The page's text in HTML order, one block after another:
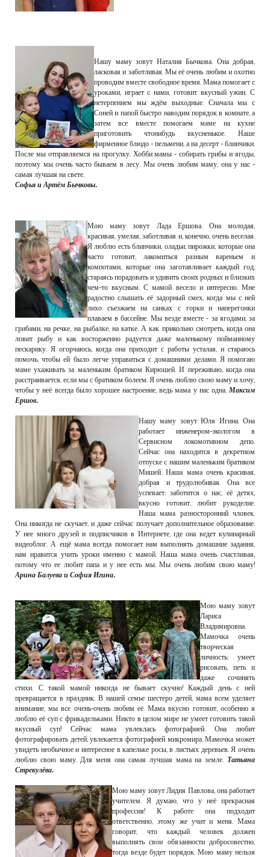
Нашу маму зовут Наталия Бычкова. Она добрая,
ласковая и заботливая. Мы её очень любим и охотно
проводим вместе свободное время. Мама помогает с
уроками, играет с нами, готовит вкусный ужин. С
нетерпением мы ждём выходные. Сначала мы с
Соней и папой быстро наводим порядок в комнате, а
затем все вместе помогаем маме на кухне
приготовить чтонибудь вкусненькое. Наше
фирменное блюдо - пельмени, а на десерт - блинчики.
После мы отправляемся на прогулку. Хобби мамы - собирать грибы и ягоды,
поэтому мы очень часто бываем в лесу. Мы очень любим маму, она у нас -
самая лучшая на свете.
Софья и Артём Бычковы.
Мою маму зовут Лада Ершова. Она молодая,
красивая, умелая, заботливая и, конечно, очень веселая.
Я люблю есть блинчики, оладьи, пирожки, которые она
часто готовит, лакомиться разным вареньем и
компотами, которые она заготавливает каждый год,
стараясь порадовать и удивить своих родных и близких
чем-то вкусным. С мамой весело и интересно. Мне
радостно слышать её задорный смех, когда мы с ней
лихо съезжаем на санках с горки и наперегонки
плаваем в бассейне. Мы везде вместе - за ягодами, за
грибами, на речке, на рыбалке, на катке. А как прикольно смотреть, когда она
ловит рыбу и как восторженно радуется даже маленькому пойманному
пескарику. Я огорчаюсь, когда она приходит с работы усталая, и стараюсь
помочь, чтобы ей было легче управиться с домашними делами. Я помогаю
маме ухаживать за маленьким братиком Кирюшей. И переживаю, когда она
расстраивается, если мы с братиком болеем. Я очень люблю свою маму и хочу,
чтобы у неё всегда было хорошее настроение, ведь мама у нас одна. Максим
Ершов.
Нашу маму зовут Юля Игина. Она
работает инженером-экологом в
Сервисном локомотивном депо.
Сейчас она находится в декретном
отпуске с нашим маленьким братиком
Мишей. Наша мама очень красивая,
добрая и трудолюбивая. Она все
успевает: заботится о нас, её детях,
вкусно готовит, любит рукоделие.
Наша мама разносторонний чловек.
Она никогда не скучает, и даже сейчас получает дополнительное образование.
У нее много друзей и подписчиков в Интернете, где она ведет кулинарный
видеоблог. А ещё мама всегда помогает нам выполнять домашние задания,
нам нравится учить уроки именно с мамой. Наша мама очень счастливая,
потому что ее любит папа и у нее есть мы. Мы очень любим свою маму!
Арина Балуева и София Игина.
Мою маму зовут
Лариса
Владимировна.
Мамочка очень
творческая
личность: умеет
рисовать, петь и
даже сочинять
стихи. С такой мамой никогда не бывает скучно! Каждый день с ней
превращается в праздник. В нашей семье шестеро детей, мама всем уделяет
внимание, мы все очень-очень любим её. Мама вкусно готовит, особенно я
люблю её суп с фрикадельками. Никто в целом мире не умеет готовить такой
вкусный суп! Сейчас мама увлеклась фотографией. Она любит
фотографировать детей, увлекается фотографией микромира. Мамочка может
увидеть необычное и интересное в капельке росы, в листьях деревьев. Я очень
люблю свою маму. Для меня она самая лучшая мама на земле.
Татьяна
Стрекулёва.
Мою маму зовут Лидия Павлова, она работает
учителем. Я думаю, что у неё прекрасная
профессия! К работе она подходит
ответственно, этому же учит и меня. Мама
говорит, что каждый человек должен
выполнять свои обязанности добросовестно,
тогда везде будет порядок. Мою маму нельзя